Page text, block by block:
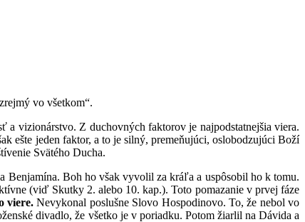
vo všetkom“.
vizionárstvo. Z duchovných faktorov je najpodstatnejšia viera.
ešte jeden faktor, a to je silný, premeňujúci, oslobodzujúci Boží
Svätého Ducha.
Benjamína. Boh ho však vyvolil za kráľa a uspôsobil ho k tomu.
(viď Skutky 2. alebo 10. kap.). Toto pomazanie v prvej fáze
viere. Nevykonal poslušne Slovo Hospodinovo. To, že nebol vo
divadlo, že všetko je v poriadku. Potom žiarlil na Dávida a